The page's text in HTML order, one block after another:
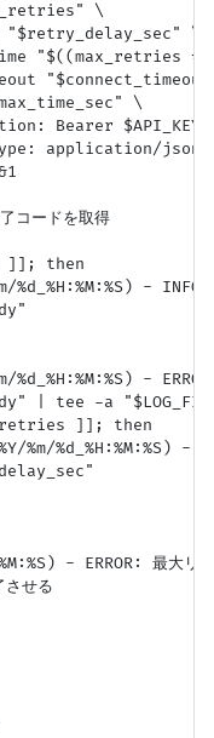
\
\
"$((max_retries *
\
Bearer $API_KEY"
application/json"
ードを取得
]]; then
- INFO:
%d_%H:%M:%S) -
| tee -a
]]; then
%m/%d_%H:%M:%S) -
- ERROR: 最大リト
せる